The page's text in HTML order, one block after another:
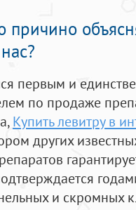
причино
первым и
по продаже
, Купить левитру в
других
и скромных